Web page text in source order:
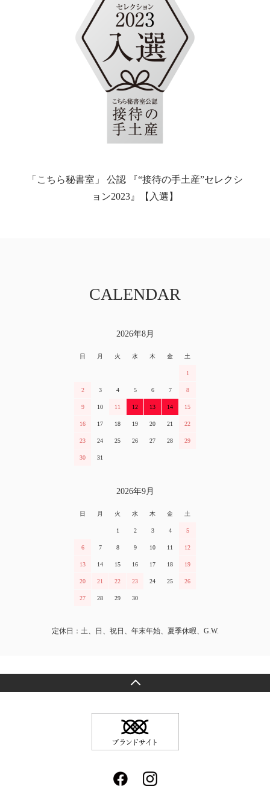
「こちら秘書室」 公認 『“接待の手土産”セレクシ
ョン2023』【入選】
CALENDAR
2026年8月
日 月 火 水 木 金 土
1
2 3 4 5 6 7 8
9 10 11 12 13 14 15
16 17 18 19 20 21 22
23 24 25 26 27 28 29
30 31
2026年9月
日 月 火 水 木 金 土
1 2 3 4 5
6 7 8 9 10 11 12
13 14 15 16 17 18 19
20 21 22 23 24 25 26
27 28 29 30
定休日：土、日、祝日、年末年始、夏季休暇、G.W.